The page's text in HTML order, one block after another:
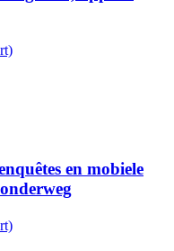
en mobiele